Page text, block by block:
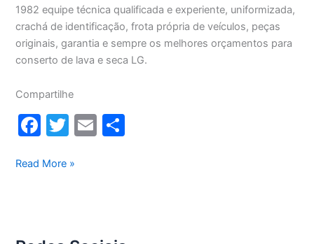
1982 equipe técnica qualificada e experiente, uniformizada,
crachá de identificação, frota própria de veículos, peças
originais, garantia e sempre os melhores orçamentos para
conserto de lava e seca LG.
Compartilhe
F
c
o
T
itt
E
Conserto
Read More »